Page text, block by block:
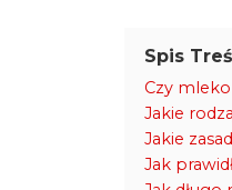
Spis
Czy
Jakie
Jakie
Jak